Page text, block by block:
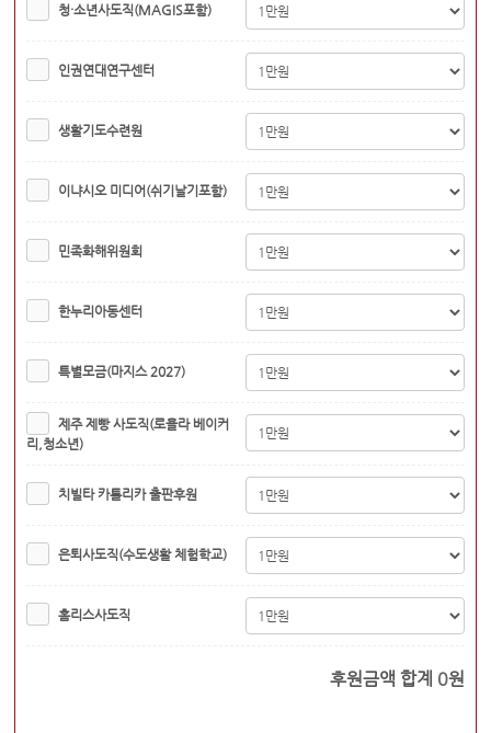
청·소년사도직(MAGIS포함)
인권연대연구센터
생활기도수련원
이냐시오 미디어(쉬기날기포함)
민족화해위원회
한누리아동센터
특별모금(마지스 2027)
제주 제빵 사도직(로욜라 베이커
리,청소년)
치빌타 카톨리카 출판후원
은퇴사도직(수도생활 체험학교)
홈리스사도직
후원금액 합계 0원